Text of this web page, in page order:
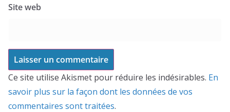
Site web
Ce site utilise Akismet pour réduire les indésirables. En
savoir plus sur la façon dont les données de vos
commentaires sont traitées.